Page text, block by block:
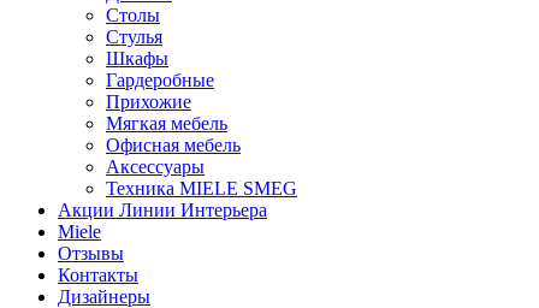
Столы
Стулья
Шкафы
Гардеробные
Прихожие
Мягкая мебель
Офисная мебель
Аксессуары
Техника MIELE SMEG
Акции Линии Интерьера
Miele
Отзывы
Контакты
Дизайнеры